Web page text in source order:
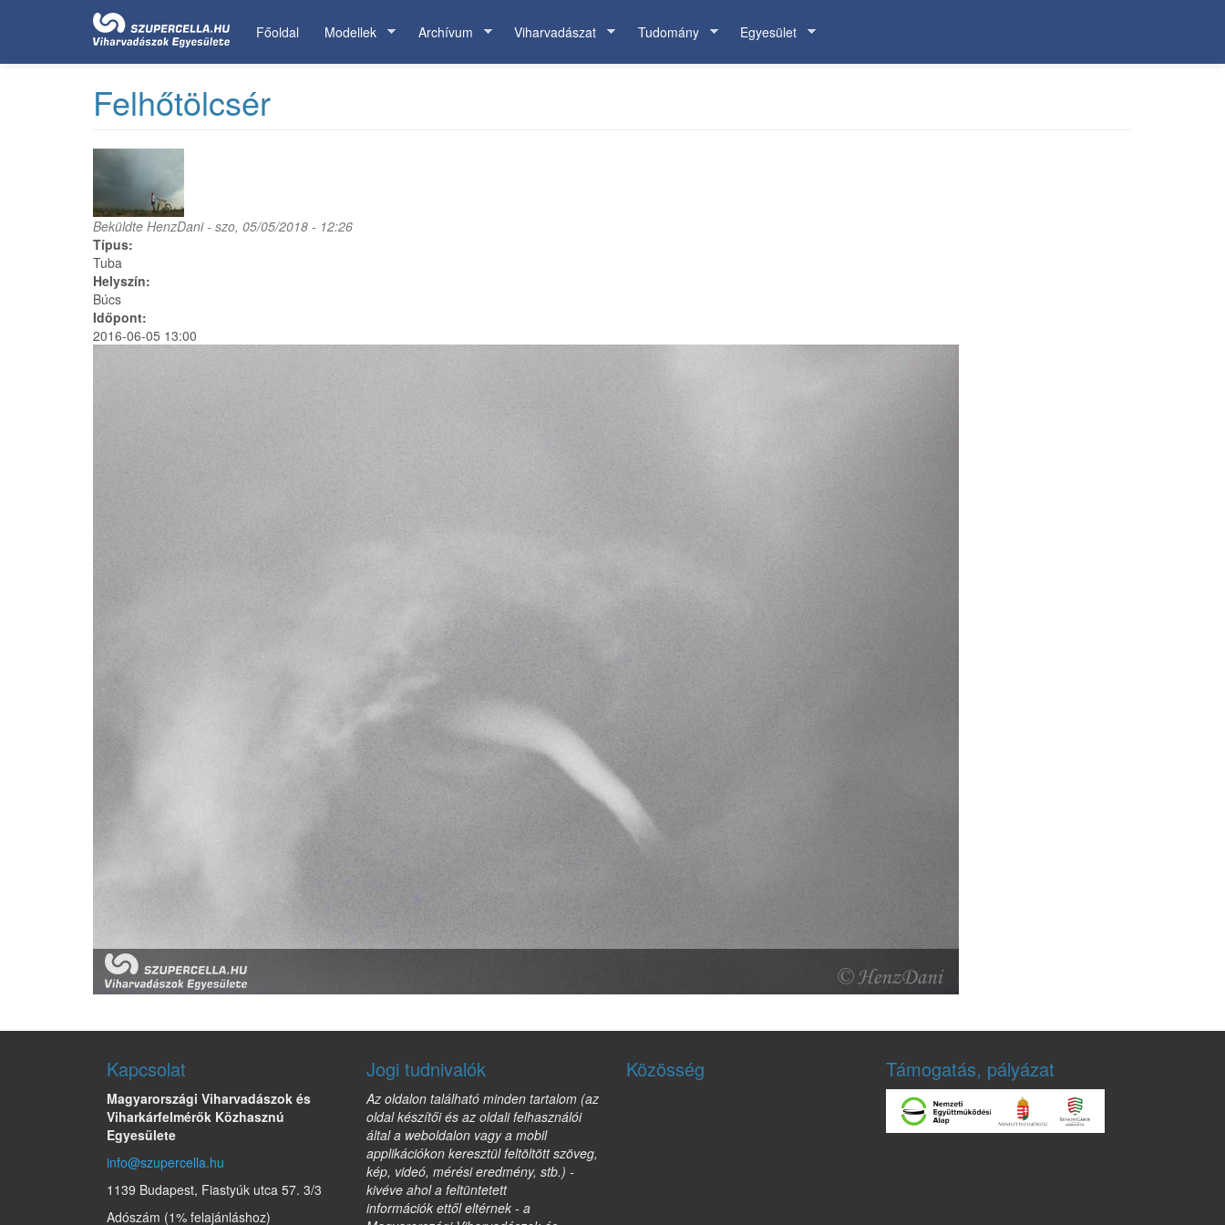
Főoldal Modellek Archívum Viharvadászat Tudomány Egyesület
Felhőtölcsér
Beküldte HenzDani- szo, 05/05/2018 - 12:26
Típus:
Tuba
Helyszín:
Búcs
Időpont:
2016-06-05 13:00
Kapcsolat
Magyarországi Viharvadászok és
Viharkárfelmérők Közhasznú
Egyesülete
info@szupercella.hu
1139 Budapest, Fiastyúk utca 57. 3/3
Adószám (1% felajánláshoz)
Jogi tudnivalók
Az oldalon található minden tartalom (az
oldal készítői és az oldali felhasználói
által a weboldalon vagy a mobil
applikációkon keresztül feltöltött szöveg,
kép, videó, mérési eredmény, stb.) -
kivéve ahol a feltüntetett
információk ettől eltérnek - a
Közösség Támogatás, pályázat